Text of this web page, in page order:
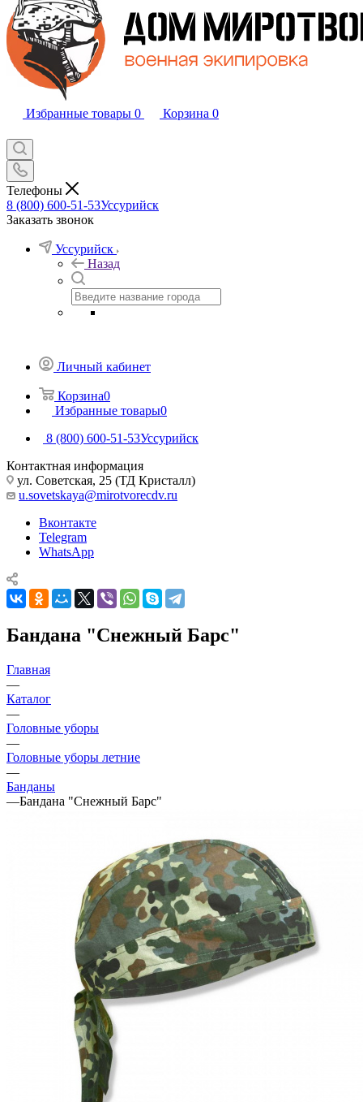
Избранные товары 0 Корзина 0
Телефоны
8 (800) 600-51-53Уссурийск
Заказать звонок
Уссурийск
Назад
Личный кабинет
Корзина0
Избранные товары0
8 (800) 600-51-53Уссурийск
Контактная информация
ул. Советская, 25 (ТД Кристалл)
u.sovetskaya@mirotvorecdv.ru
Вконтакте
Telegram
WhatsApp
Бандана "Снежный Барс"
Главная
—
Каталог
—
Головные уборы
—
Головные уборы летние
—
Банданы
—Бандана "Снежный Барс"